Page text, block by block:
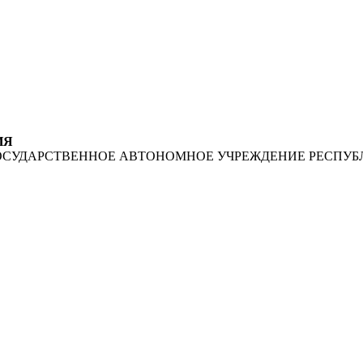
АВТОНОМНОЕ УЧРЕЖДЕНИЕ